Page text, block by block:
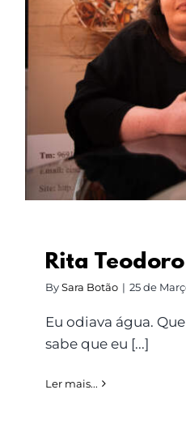
Rita Teodoro
BySara Botão | 25 de
Eu odiava água.
sabe que eu [...]
Ler mais...